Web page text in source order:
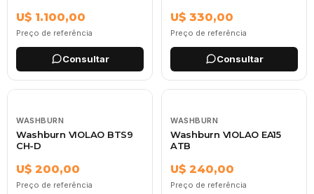
U$ 1.100,00
Preço de referência
Consultar
U$ 330,00
Preço de referência
Consultar
WASHBURN
Washburn VIOLAO BTS9
CH-D
U$ 200,00
Preço de referência
WASHBURN
Washburn VIOLAO EA15
ATB
U$ 240,00
Preço de referência